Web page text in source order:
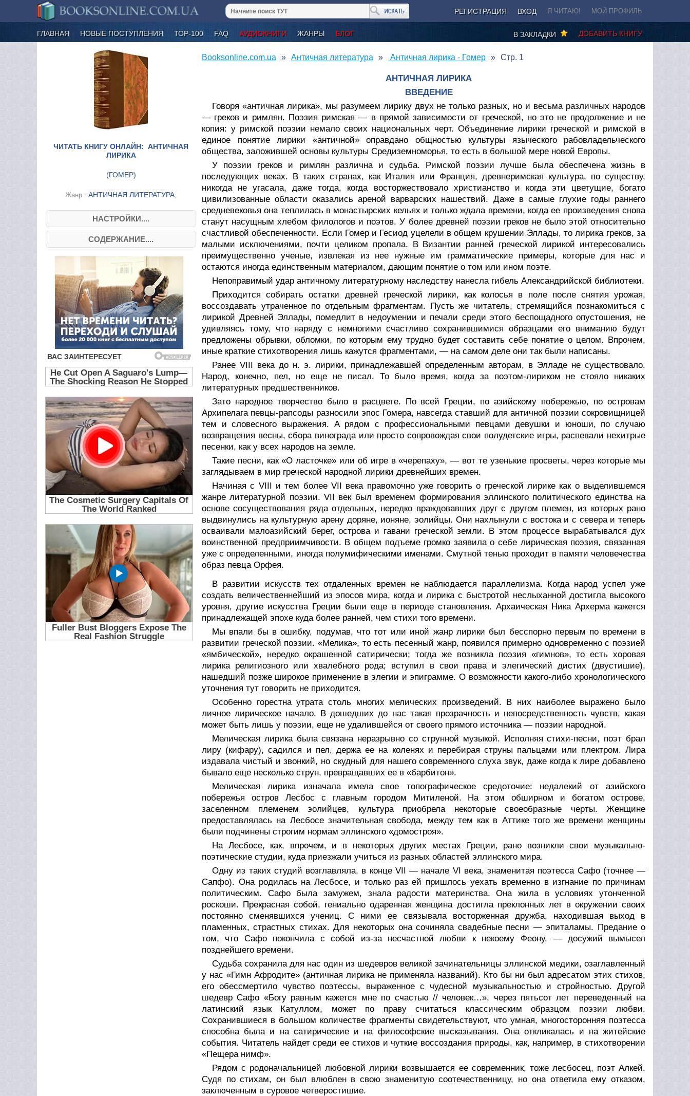
РЕГИСТРАЦИЯ ВХОД Я ЧИТАЮ! МОЙ ПРОФИЛЬ
ГЛАВНАЯ НОВЫЕ ПОСТУПЛЕНИЯ ТОР-100 FAQ АУДИОКНИГИ ЖАНРЫ БЛОГ ДОБАВИТЬ КНИГУ
В ЗАКЛАДКИ
ЧИТАТЬ КНИГУ ОНЛАЙН: АНТИЧНАЯ
ЛИРИКА
(ГОМЕР)
Жанр : АНТИЧНАЯ ЛИТЕРАТУРА;
НАСТРОЙКИ....
СОДЕРЖАНИЕ....
Booksonline.com.ua Античная литература Античная лирика - Гомер Стр. 1
АНТИЧНАЯ ЛИРИКА
ВВЕДЕНИЕ
Говоря «античная лирика», мы разумеем лирику двух не только разных, но и весьма различных народов
— греков и римлян. Поэзия римская — в прямой зависимости от греческой, но это не продолжение и не
копия: у римской поэзии немало своих национальных черт. Объединение лирики греческой и римской в
единое понятие лирики «античной» оправдано общностью культуры языческого рабовладельческого
общества, заложившей основы культуры Средиземноморья, то есть в большой мере новой Европы.
У поэзии греков и римлян различна и судьба. Римской поэзии лучше была обеспечена жизнь в
последующих веках. В таких странах, как Италия или Франция, древнеримская культура, по существу,
никогда не угасала, даже тогда, когда восторжествовало христианство и когда эти цветущие, богато
цивилизованные области оказались ареной варварских нашествий. Даже в самые глухие годы раннего
средневековья она теплилась в монастырских кельях и только ждала времени, когда ее произведения снова
станут насущным хлебом филологов и поэтов. У более древней поэзии греков не было этой относительно
счастливой обеспеченности. Если Гомер и Гесиод уцелели в общем крушении Эллады, то лирика греков, за
малыми исключениями, почти целиком пропала. В Византии ранней греческой лирикой интересовались
преимущественно ученые, извлекая из нее нужные им грамматические примеры, которые для нас и
остаются иногда единственным материалом, дающим понятие о том или ином поэте.
Непоправимый удар античному литературному наследству нанесла гибель Александрийской библиотеки.
Приходится собирать остатки древней греческой лирики, как колосья в поле после снятия урожая,
воссоздавать утраченное по отдельным фрагментам. Пусть же читатель, стремящийся познакомиться с
лирикой Древней Эллады, помедлит в недоумении и печали среди этого беспощадного опустошения, не
удивляясь тому, что наряду с немногими счастливо сохранившимися образцами его вниманию будут
предложены обрывки, обломки, по которым ему трудно будет составить себе понятие о целом. Впрочем,
иные краткие стихотворения лишь кажутся фрагментами, — на самом деле они так были написаны.
Ранее VIII века до н. э. лирики, принадлежавшей определенным авторам, в Элладе не существовало.
Народ, конечно, пел, но еще не писал. То было время, когда за поэтом-лириком не стояло никаких
литературных предшественников.
Зато народное творчество было в расцвете. По всей Греции, по азийскому побережью, по островам
Архипелага певцы-рапсоды разносили эпос Гомера, навсегда ставший для античной поэзии сокровищницей
тем и словесного выражения. А рядом с профессиональными певцами девушки и юноши, по случаю
возвращения весны, сбора винограда или просто сопровождая свои полудетские игры, распевали нехитрые
песенки, как у всех народов на земле.
Такие песни, как «О ласточке» или об игре в «черепаху», — вот те узенькие просветы, через которые мы
заглядываем в мир греческой народной лирики древнейших времен.
Начиная с VIII и тем более VII века правомочно уже говорить о греческой лирике как о выделившемся
жанре литературной поэзии. VII век был временем формирования эллинского политического единства на
основе сосуществования ряда отдельных, нередко враждовавших друг с другом племен, из которых рано
выдвинулись на культурную арену доряне, ионяне, эолийцы. Они нахлынули с востока и с севера и теперь
осваивали малоазийский берег, острова и гавани греческой земли. В этом процессе вырабатывался дух
воинственной предприимчивости. В общем подъеме громко заявила о себе лирическая поэзия, связанная
уже с определенными, иногда полумифическими именами. Смутной тенью проходит в памяти человечества
образ певца Орфея.
В развитии искусств тех отдаленных времен не наблюдается параллелизма. Когда народ успел уже
создать величественнейший из эпосов мира, когда и лирика с быстротой неслыханной достигла высокого
уровня, другие искусства Греции были еще в периоде становления. Архаическая Ника Архерма кажется
принадлежащей эпохе куда более ранней, чем стихи того времени.
Мы впали бы в ошибку, подумав, что тот или иной жанр лирики был бесспорно первым по времени в
развитии греческой поэзии. «Мелика», то есть песенный жанр, появился примерно одновременно с поэзией
«ямбической», нередко окрашенной сатирически; тогда же возникла поэзия «гимнов», то есть хоровая
лирика религиозного или хвалебного рода; вступил в свои права и элегический дистих (двустишие),
нашедший позже широкое применение в элегии и эпиграмме. О возможности какого-либо хронологического
уточнения тут говорить не приходится.
Особенно горестна утрата столь многих мелических произведений. В них наиболее выражено было
личное лирическое начало. В дошедших до нас такая прозрачность и непосредственность чувств, какая
может быть лишь у поэзии, еще не удалившейся от своего прямого источника — поэзии народной.
Мелическая лирика была связана неразрывно со струнной музыкой. Исполняя стихи-песни, поэт брал
лиру (кифару), садился и пел, держа ее на коленях и перебирая струны пальцами или плектром. Лира
издавала чистый и звонкий, но скудный для нашего современного слуха звук, даже когда к лире добавлено
бывало еще несколько струн, превращавших ее в «барбитон».
Мелическая лирика изначала имела свое топографическое средоточие: недалекий от азийского
побережья остров Лесбос с главным городом Митиленой. На этом обширном и богатом острове,
заселенном племенем эолийцев, культура приобрела некоторые своеобразные черты. Женщине
предоставлялась на Лесбосе значительная свобода, между тем как в Аттике того же времени женщины
были подчинены строгим нормам эллинского «домостроя».
На Лесбосе, как, впрочем, и в некоторых других местах Греции, рано возникли свои музыкально-
поэтические студии, куда приезжали учиться из разных областей эллинского мира.
Одну из таких студий возглавляла, в конце VII — начале VI века, знаменитая поэтесса Сафо (точнее —
Сапфо). Она родилась на Лесбосе, и только раз ей пришлось уехать временно в изгнание по причинам
политическим. Сафо была замужем, знала радости материнства. Она жила в условиях утонченной
роскоши. Прекрасная собой, гениально одаренная женщина достигла преклонных лет в окружении своих
постоянно сменявшихся учениц. С ними ее связывала восторженная дружба, находившая выход в
пламенных, страстных стихах. Для некоторых она сочиняла свадебные песни — эпиталамы. Предание о
том, что Сафо покончила с собой из-за несчастной любви к некоему Феону, — досужий вымысел
позднейшего времени.
Судьба сохранила для нас один из шедевров великой зачинательницы эллинской медики, озаглавленный
у нас «Гимн Афродите» (античная лирика не применяла названий). Кто бы ни был адресатом этих стихов,
его обессмертило чувство поэтессы, выраженное с чудесной музыкальностью и стройностью. Другой
шедевр Сафо «Богу равным кажется мне по счастью // человек…», через пятьсот лет переведенный на
латинский язык Катуллом, может по праву считаться классическим образцом поэзии любви.
Сохранившиеся в большом количестве фрагменты свидетельствуют, что умная, многосторонняя поэтесса
способна была и на сатирические и на философские высказывания. Она откликалась и на житейские
события. Читатель найдет среди ее стихов и чуткие воссоздания природы, как, например, в стихотворении
«Пещера нимф».
Рядом с родоначальницей любовной лирики возвышается ее современник, тоже лесбосец, поэт Алкей.
Судя по стихам, он был влюблен в свою знаменитую соотечественницу, но она ответила ему отказом,
заключенным в суровое четверостишие.